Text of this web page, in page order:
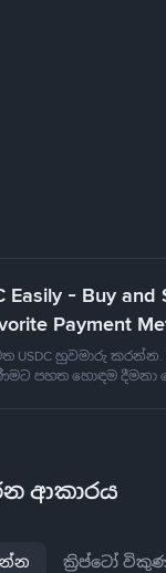
Easily - Buy and
Payment
මත USDC හුවමාරු
පහත හොඳම දීමනා
ආකාරය
ක්‍රිප්ටෝ